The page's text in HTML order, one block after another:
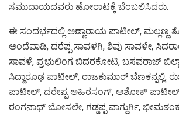
ಸಮುದಾಯದವರು ಹೋರಾಟಕ್ಕೆ ಬೆಂಬಲಿಸಿದರು.
ಈ ಸಂದರ್ಭದಲ್ಲಿ ಅಣ್ಣಾರಾಯ ಪಾಟೀಲ್,
ಅಂದೆವಾಡಿ, ದರೆಪ್ಪ ಸಾವಳಗಿ, ಶಿವು ಸಾವಳೇ,
ಸಾವಳೆ, ಪ್ರಭುಲಿಂಗ ಬಿದರಕೋಟಿ, ಬಸವರಾಜ್
ಸಿದ್ದಾರೂಢ ಪಾಟೀಲ್, ರಾಜಕುಮಾರ್ ಬೆಣಕನ್ನಲ್ಲಿ,
ಪಾಟೀಲ್, ದರೇಪ್ಪ ಅಹಿರಸಂಗ್, ಅಶೋಕ್
ರಂಗನಾಥ್ ಬೋಸಲೇ, ಗಡ್ಡಪ್ಪ ವಾಗ್ದುರ್ಗಿ,